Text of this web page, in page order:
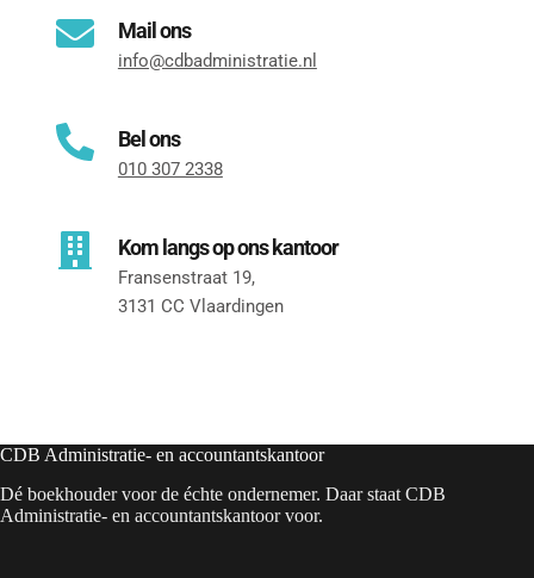
Mail ons
info@cdbadministratie.nl
Bel ons
010 307 2338
Kom langs op ons kantoor
Fransenstraat 19,
3131 CC Vlaardingen
CDB Administratie- en accountantskantoor
Dé boekhouder voor de échte ondernemer. Daar staat CDB
Administratie- en accountantskantoor voor.